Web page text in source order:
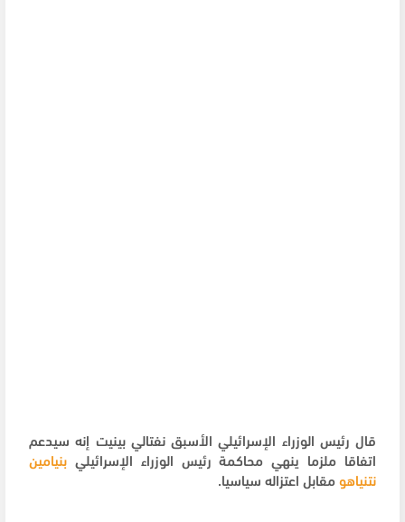
قال رئيس الوزراء الإسرائيلي الأسبق نفتالي بينيت إنه سيدعم
اتفاقا ملزما ينهي محاكمة رئيس الوزراء الإسرائيلي بنيامين
نتنياهومقابل اعتزاله سياسيا.